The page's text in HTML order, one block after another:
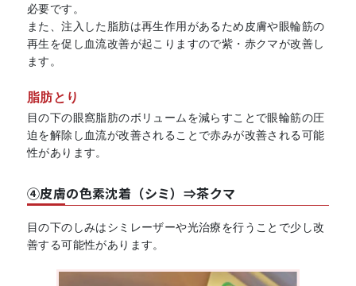
必要です。
また、注入した脂肪は再生作用があるため皮膚や眼輪筋の
再生を促し血流改善が起こりますので紫・赤クマが改善し
ます。
脂肪とり
目の下の眼窩脂肪のボリュームを減らすことで眼輪筋の圧
迫を解除し血流が改善されることで赤みが改善される可能
性があります。
④皮膚の色素沈着（シミ）⇒茶クマ
目の下のしみはシミレーザーや光治療を行うことで少し改
善する可能性があります。